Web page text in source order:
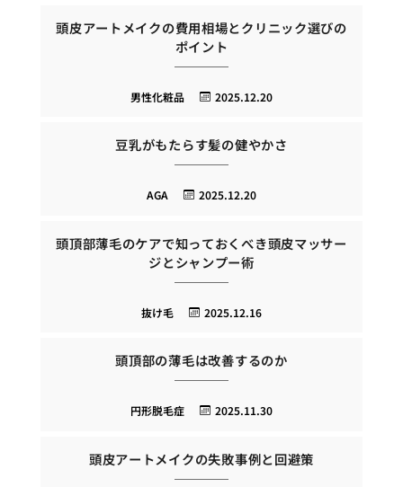
頭皮アートメイクの費用相場とクリニック選びの
ポイント
2025.12.20
男性化粧品
豆乳がもたらす髪の健やかさ
2025.12.20
AGA
頭頂部薄毛のケアで知っておくべき頭皮マッサー
ジとシャンプー術
2025.12.16
抜け毛
頭頂部の薄毛は改善するのか
2025.11.30
円形脱毛症
頭皮アートメイクの失敗事例と回避策